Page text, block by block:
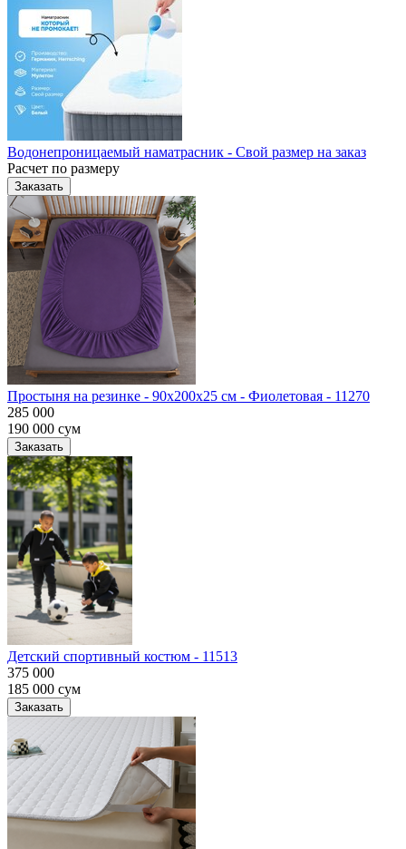
Водонепроницаемый наматрасник - Свой размер на заказ
Расчет по размеру
Заказать
Простыня на резинке - 90x200x25 cм - Фиолетовая - 11270
285 000
190 000 сум
Заказать
Детский спортивный костюм - 11513
375 000
185 000 сум
Заказать